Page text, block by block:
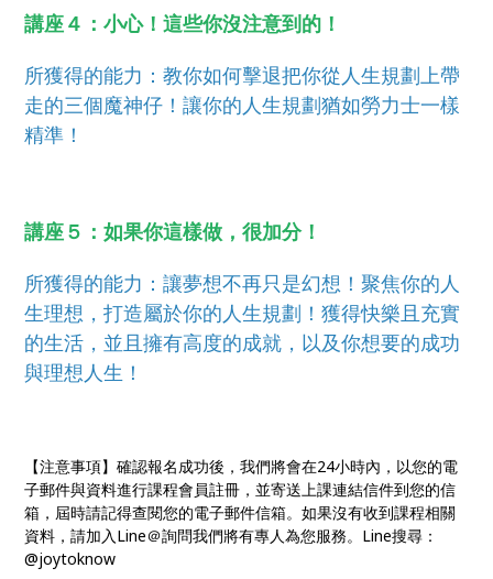
講座４：小心！這些你沒注意到的！
所獲得的能力：教你如何擊退把你從人生規劃上帶
走的三個魔神仔！讓你的人生規劃猶如勞力士一樣
精準！
講座５：如果你這樣做，很加分！
所獲得的能力：讓夢想不再只是幻想！聚焦你的人
生理想，打造屬於你的人生規劃！獲得快樂且充實
的生活，並且擁有高度的成就，以及你想要的成功
與理想人生！
【注意事項】確認報名成功後，我們將會在24小時內，以您的電
子郵件與資料進行課程會員註冊，並寄送上課連結信件到您的信
箱，屆時請記得查閱您的電子郵件信箱。如果沒有收到課程相關
資料，請加入Line＠詢問我們將有專人為您服務。Line搜尋：
@joytoknow